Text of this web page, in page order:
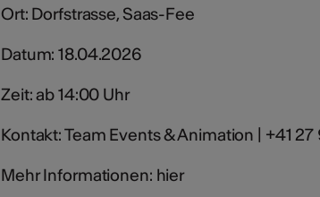
Ort: Dorfstrasse, Saas-Fee
Datum: 18.04.2026
Zeit: ab 14:00 Uhr
Kontakt: Team Events & Animation | +41
Mehr Informationen: hier